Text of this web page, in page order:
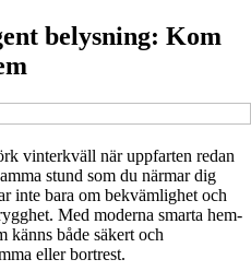
belysning: Kom
vinterkväll när uppfarten redan
stund som du närmar dig
inte bara om bekvämlighet och
Med moderna smarta hem-
känns både säkert och
eller bortrest.